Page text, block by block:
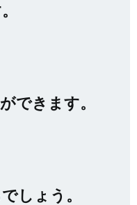
できます。
しょう。